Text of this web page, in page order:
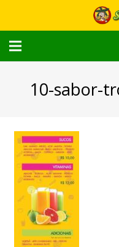
Delivery
Quem Somos
Localização
Contato
10-sabor-